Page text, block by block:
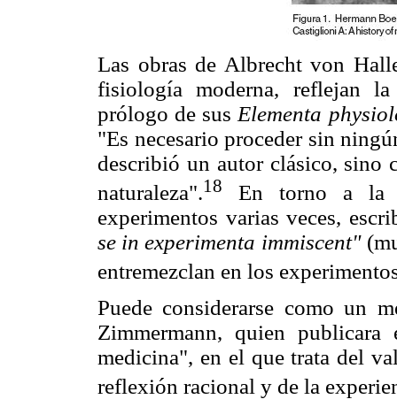
Las obras de Albrecht von
fisiología moderna, reflejan
prólogo de sus Elementa
"Es necesario proceder sin
describió un autor clásico, sino
naturaleza".18
En torno a la
experimentos varias veces,
se in experimenta immiscent"
entremezclan en los
Puede considerarse como un
Zimmermann, quien
medicina", en el que trata del
reflexión racional y de la